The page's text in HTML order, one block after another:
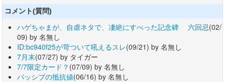
コメント(質問)
ハゲちゃまが、自虐ネタで、凄絶にすべった記念碑 六回忌(02/
09) by 名無し
ID:bc940f25が苛ついて吼えるスレ(09/21) by 名無し
7月末(07/27) by タイガー
7/7限定カード？ (07/09) by 名無し
パッシブの抵抗値(06/16) by 名無し